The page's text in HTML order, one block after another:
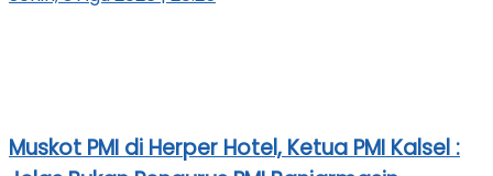
Muskot PMI di Herper Hotel, Ketua PMI Kalsel :